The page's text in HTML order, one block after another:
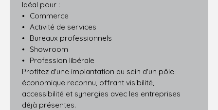
Idéal pour :
Commerce
Activité de services
Bureaux professionnels
Showroom
Profession libérale
Profitez d'une implantation au sein d'un pôle
économique reconnu, offrant visibilité,
accessibilité et synergies avec les entreprises
déjà présentes.